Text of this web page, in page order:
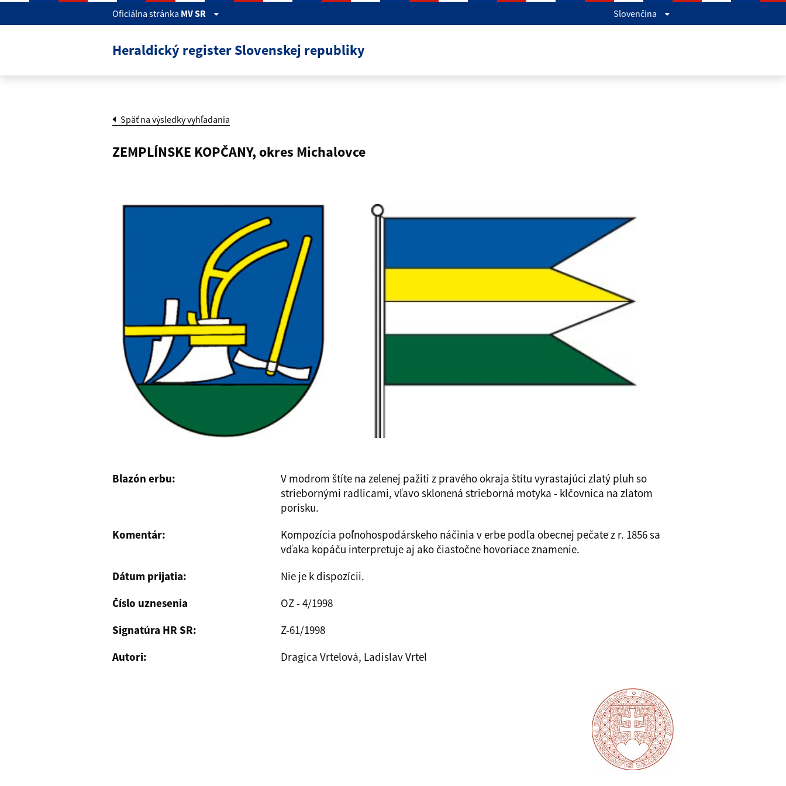
Oficiálna stránka MV SR Slovenčina
Heraldický register Slovenskej republiky
Späť na výsledky vyhľadania
ZEMPLÍNSKE KOPČANY, okres Michalovce
Blazón erbu:
V modrom štíte na zelenej pažiti z pravého okraja štítu vyrastajúci zlatý pluh so
striebornými radlicami, vľavo sklonená strieborná motyka - klčovnica na zlatom
porisku.
Komentár:
Kompozícia poľnohospodárskeho náčinia v erbe podľa obecnej pečate z r. 1856 sa
vďaka kopáču interpretuje aj ako čiastočne hovoriace znamenie.
Dátum prijatia:
Nie je k dispozícii.
Číslo uznesenia
OZ - 4/1998
Signatúra HR SR:
Z-61/1998
Autori:
Dragica Vrtelová, Ladislav Vrtel